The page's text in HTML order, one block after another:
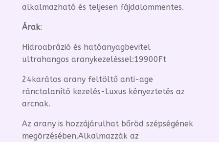
alkalmazható és teljesen fájdalommentes.
Árak:
Hidroabrázió és hatóanyagbevitel
ultrahangos aranykezeléssel:19900Ft
24karátos arany feltöltő anti-age
ránctalanító kezelés-Luxus kényeztetés az
arcnak.
Az arany is hozzájárulhat bőröd szépségének
megörzésében.Alkalmazzák az